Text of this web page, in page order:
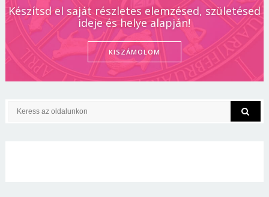
Készítsd el saját részletes elemzésed, születésed
ideje és helye alapján!
KISZÁMOLOM